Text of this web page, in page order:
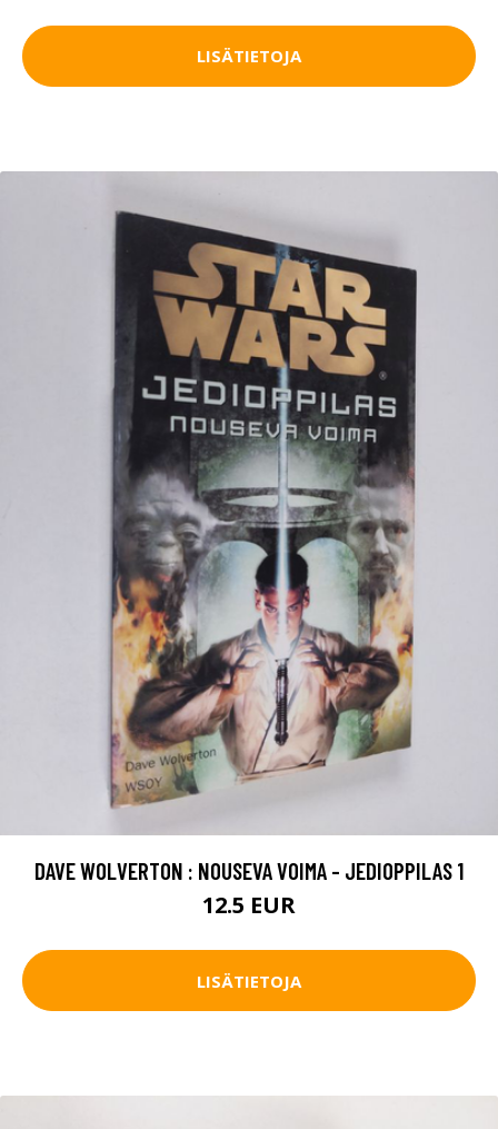
LISÄTIETOJA
DAVE WOLVERTON : NOUSEVA VOIMA - JEDIOPPILAS 1
12.5 EUR
LISÄTIETOJA